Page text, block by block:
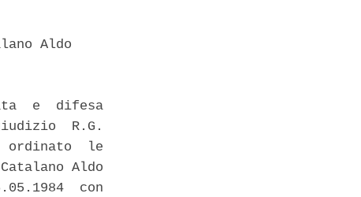
Aldo
e  difesa
R.G.
ordinato  le
Aldo
con